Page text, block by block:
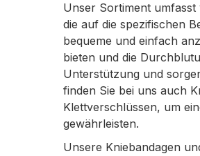
Unser Sortiment
die auf die spezifischen
bequeme und einfach
bieten und die
Unterstützung und
finden Sie bei uns auch
Klettverschlüssen, um
gewährleisten.
Unsere Kniebandagen